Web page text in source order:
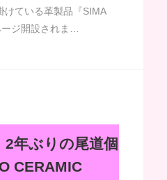
けている革製品『SIMA
ジ開設されま…
2年ぶりの尾道個
CERAMIC